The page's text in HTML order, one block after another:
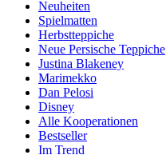
Neuheiten
Spielmatten
Herbstteppiche
Neue Persische Teppiche
Justina Blakeney
Marimekko
Dan Pelosi
Disney
Alle Kooperationen
Bestseller
Im Trend